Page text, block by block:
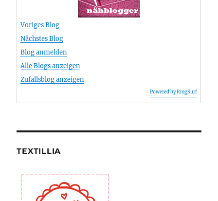
Voriges Blog
Nächstes Blog
Blog anmelden
Alle Blogs anzeigen
Zufallsblog anzeigen
Powered by RingSurf
TEXTILLIA